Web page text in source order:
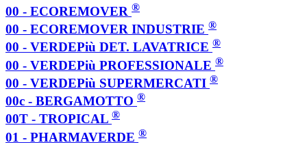
00 - ECOREMOVER ®
00 - ECOREMOVER INDUSTRIE ®
00 - VERDEPiù DET. LAVATRICE ®
00 - VERDEPiù PROFESSIONALE ®
00 - VERDEPiù SUPERMERCATI ®
00c - BERGAMOTTO ®
00T - TROPICAL ®
01 - PHARMAVERDE ®